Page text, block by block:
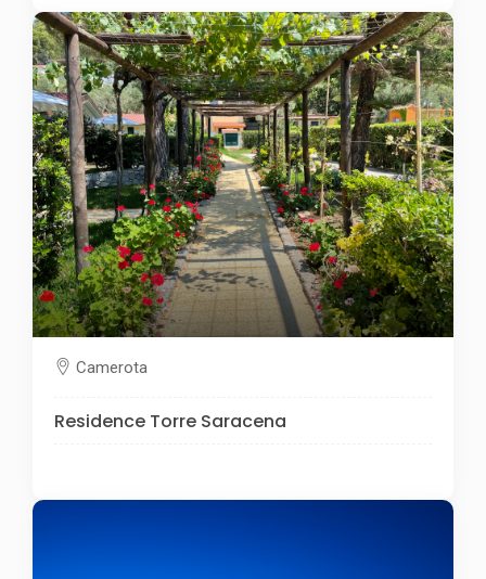
Camerota
Residence Torre Saracena